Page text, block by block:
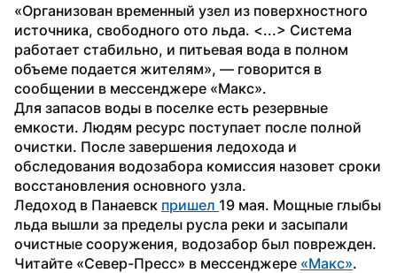
«Организован временный узел из поверхностного
источника, свободного ото льда. <...> Система
работает стабильно, и питьевая вода в полном
объеме подается жителям», — говорится в
сообщении в мессенджере «Макс».
Для запасов воды в поселке есть резервные
емкости. Людям ресурс поступает после полной
очистки. После завершения ледохода и
обследования водозабора комиссия назовет сроки
восстановления основного узла.
Ледоход в Панаевск пришел 19 мая. Мощные глыбы
льда вышли за пределы русла реки и засыпали
очистные сооружения, водозабор был поврежден.
Читайте «Север-Пресс» в мессенджере «Макс».